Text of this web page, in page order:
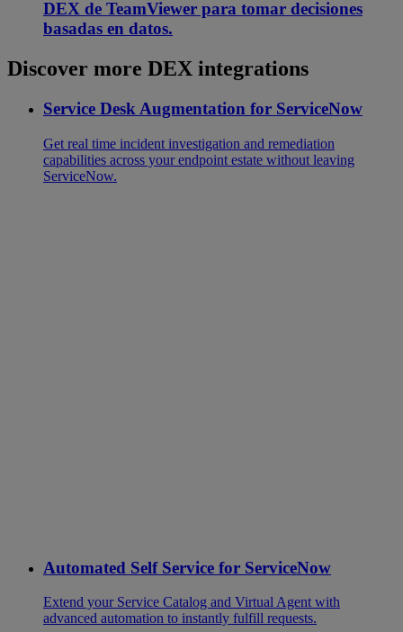
DEX de TeamViewer para tomar decisiones
basadas en datos.
Discover more DEX integrations
Service Desk Augmentation for ServiceNow
Get real time incident investigation and remediation
capabilities across your endpoint estate without leaving
ServiceNow.
Automated Self Service for ServiceNow
Extend your Service Catalog and Virtual Agent with
advanced automation to instantly fulfill requests.